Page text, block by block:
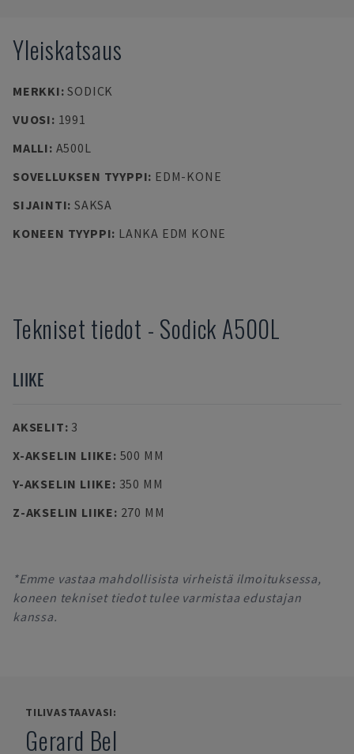
Yleiskatsaus
MERKKI:SODICK
VUOSI: 1991
MALLI: A500L
SOVELLUKSEN TYYPPI: EDM-KONE
SIJAINTI: SAKSA
KONEEN TYYPPI: LANKA EDM KONE
Tekniset tiedot - Sodick A500L
LIIKE
AKSELIT: 3
X-AKSELIN LIIKE: 500 MM
Y-AKSELIN LIIKE: 350 MM
Z-AKSELIN LIIKE: 270 MM
*Emme vastaa mahdollisista virheistä ilmoituksessa,
koneen tekniset tiedot tulee varmistaa edustajan
kanssa.
TILIVASTAAVASI:
Gerard Bel